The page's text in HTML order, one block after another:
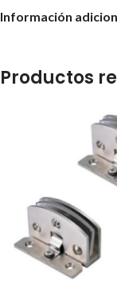
Información
Productos